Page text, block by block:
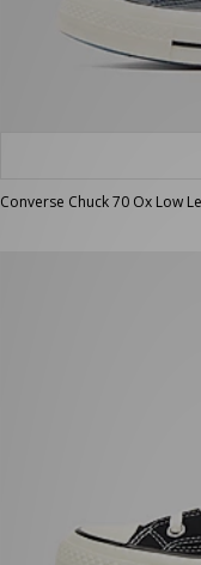
Converse Chuck 70 Ox Low